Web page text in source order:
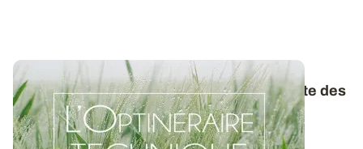
Pour une conduite économe et performante des
céréales : désherbage d’automne, les
économies à ne pas faire !